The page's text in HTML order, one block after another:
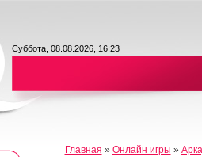
Суббота, 08.08.2026, 16:23
Главная » Онлайн игры »